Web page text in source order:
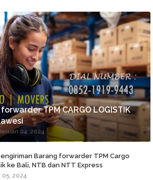
TPM CARGO LOGISTIK
04, 2024
Barang forwarder TPM Cargo
ke Bali, NTB dan NTT Express
05, 2024